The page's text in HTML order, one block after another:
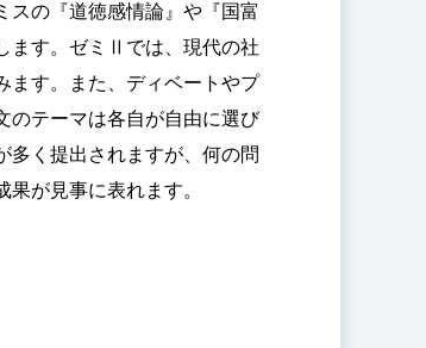
の『道徳感情論』や『国富
ます。ゼミⅡでは、現代の社
ます。また、ディベートやプ
のテーマは各自が自由に選び
多く提出されますが、何の問
が見事に表れます。